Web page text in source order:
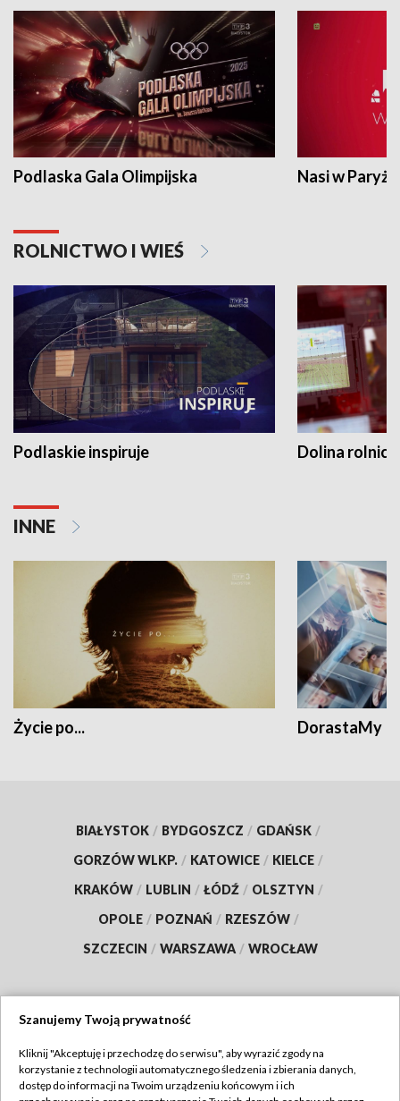
Podlaska Gala Olimpijska Nasi w Paryżu
ROLNICTWO I WIEŚ
Podlaskie inspiruje Dolina
INNE
Życie po... DorastaMy
BIAŁYSTOK / BYDGOSZCZ / GDAŃSK /
GORZÓW WLKP. / KATOWICE / KIELCE /
KRAKÓW / LUBLIN / ŁÓDŹ / OLSZTYN /
OPOLE / POZNAŃ / RZESZÓW /
SZCZECIN / WARSZAWA / WROCŁAW
TVP
Szanujemy Twoją prywatność
Kliknij "Akceptuję i przechodzę do serwisu", aby wyrazić zgody na
korzystanie z technologii automatycznego śledzenia i zbierania danych,
dostęp do informacji na Twoim urządzeniu końcowym i ich